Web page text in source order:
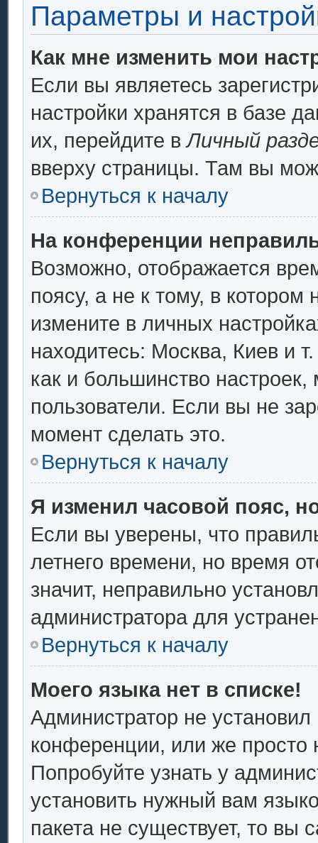
Параметры и
Как мне изменить мои
Если вы являетесь
настройки хранятся в базе
их, перейдите вЛичный
вверху страницы. Там вы
Вернуться к началу
На конференции
Возможно, отображается
поясу, а не к тому, в
измените в личных
находитесь: Москва, Киев и
как и большинство настроек,
пользователи. Если вы не
момент сделать это.
Вернуться к началу
Я изменил часовой пояс,
Если вы уверены, что
летнего времени, но время
значит, неправильно
администратора для
Вернуться к началу
Моего языка нет в списке!
Администратор не
конференции, или же просто
Попробуйте узнать у
установить нужный вам
пакета не существует, то вы